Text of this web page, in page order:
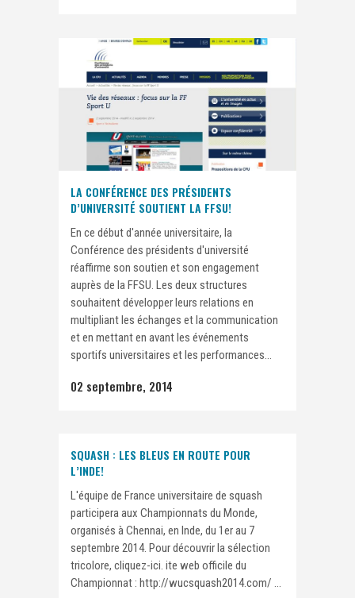
LA CONFÉRENCE DES PRÉSIDENTS
D’UNIVERSITÉ SOUTIENT LA FFSU!
En ce début d'année universitaire, la
Conférence des présidents d'université
réaffirme son soutien et son engagement
auprès de la FFSU. Les deux structures
souhaitent développer leurs relations en
multipliant les échanges et la communication
et en mettant en avant les événements
sportifs universitaires et les performances...
02 septembre, 2014
SQUASH : LES BLEUS EN ROUTE POUR
L’INDE!
L'équipe de France universitaire de squash
participera aux Championnats du Monde,
organisés à Chennai, en Inde, du 1er au 7
septembre 2014. Pour découvrir la sélection
tricolore, cliquez-ici. ite web officile du
Championnat : http://wucsquash2014.com/ ...